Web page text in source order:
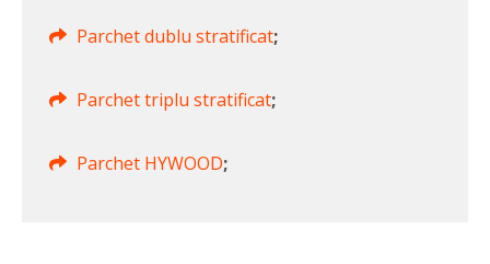
Parchet dublu stratificat;
Parchet triplu stratificat;
Parchet HYWOOD;